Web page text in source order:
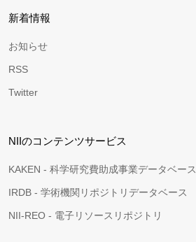
新着情報
お知らせ
RSS
Twitter
NIIのコンテンツサービス
KAKEN - 科学研究費助成事業データベース
IRDB - 学術機関リポジトリデータベース
NII-REO - 電子リソースリポジトリ